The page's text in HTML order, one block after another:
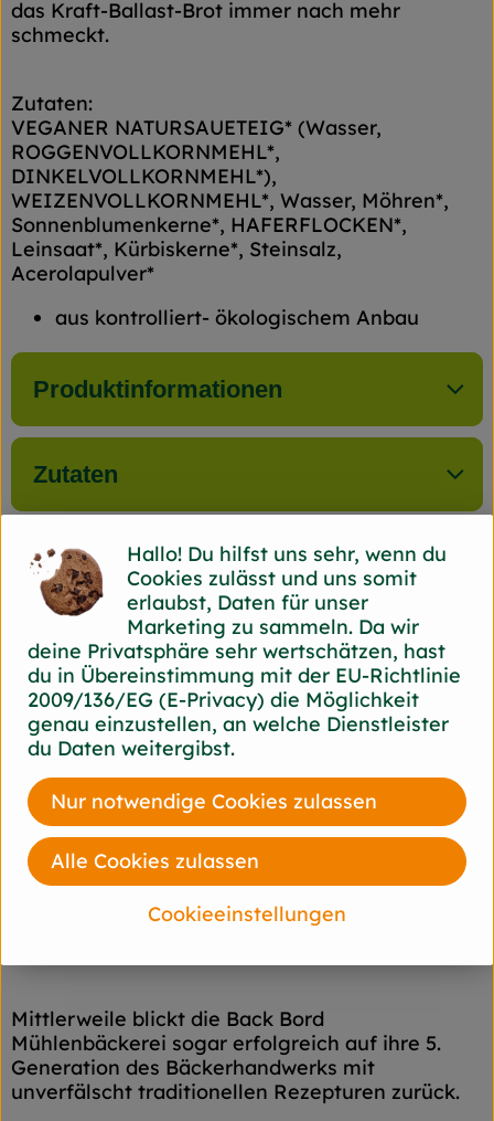
das Kraft-Ballast-Brot immer nach mehr
schmeckt.
Zutaten:
VEGANER NATURSAUETEIG* (Wasser,
ROGGENVOLLKORNMEHL*,
DINKELVOLLKORNMEHL*),
WEIZENVOLLKORNMEHL*, Wasser, Möhren*,
Sonnenblumenkerne*, HAFERFLOCKEN*,
Leinsaat*, Kürbiskerne*, Steinsalz,
Acerolapulver*
aus kontrolliert- ökologischem Anbau
Produktinformationen
Zutaten
Herkunft
Hersteller: Back Bord
44866 Bochum Back Bord
zur Webseite
Als Bioland-Vertragsbäckerei steht Back Bord
Mittlerweile blickt die Back Bord
Mühlenbäckerei sogar erfolgreich auf ihre 5.
Generation des Bäckerhandwerks mit
unverfälscht traditionellen Rezepturen zurück.
Hallo! Du hilfst uns sehr, wenn du
Cookies zulässt und uns somit
erlaubst, Daten für unser
Marketing zu sammeln. Da wir
deine Privatsphäre sehr wertschätzen, hast
du in Übereinstimmung mit der EU-Richtlinie
2009/136/EG (E-Privacy) die Möglichkeit
genau einzustellen, an welche Dienstleister
du Daten weitergibst.
Cookieeinstellungen
Nur notwendige Cookies zulassen
Alle Cookies zulassen